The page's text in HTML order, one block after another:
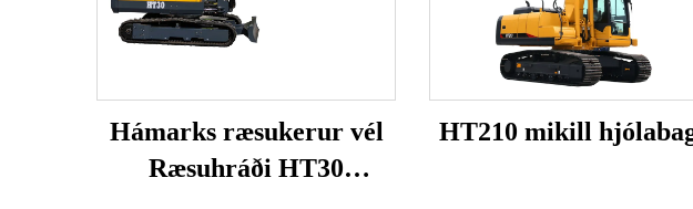
Hámarks ræsukerur vél
Ræsuhráði HT30
HT210 mikill